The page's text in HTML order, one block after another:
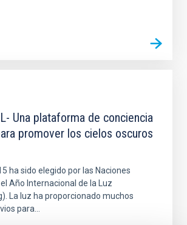
Una plataforma de conciencia
promover los cielos oscuros
ha sido elegido por las Naciones
Año Internacional de la Luz
La luz ha proporcionado muchos
para...